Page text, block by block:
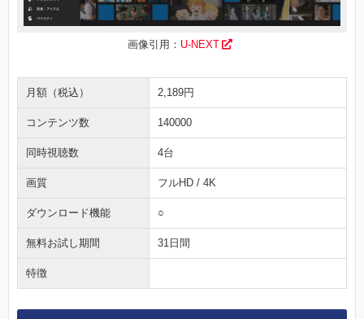
画像引用： U-NEXT
月額（税込） 2,189円
コンテンツ数 140000
同時視聴数 4台
画質 フルHD / 4K
ダウンロード機能 ○
無料お試し期間 31日間
特徴